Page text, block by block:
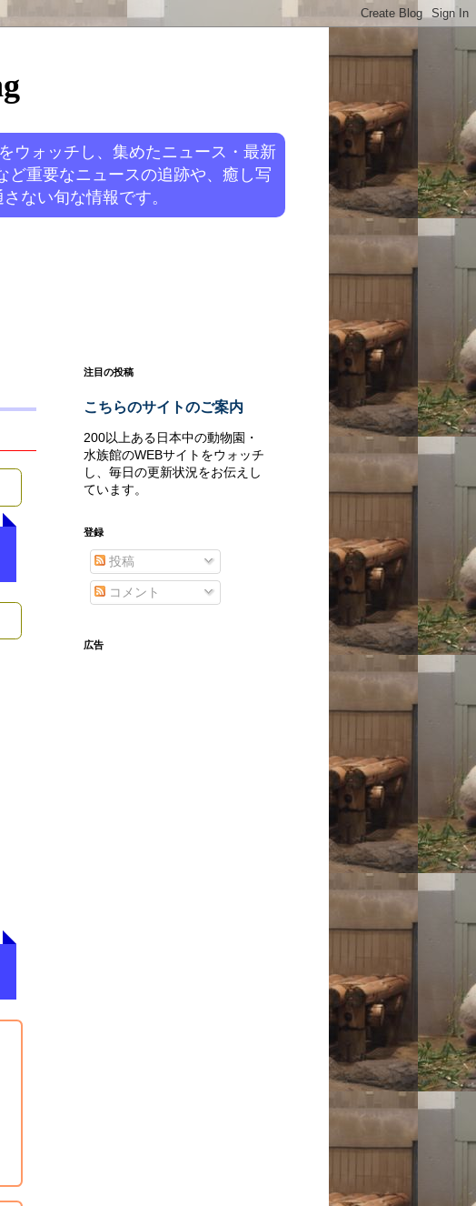
ウォッチし、集めたニュース・最新
ど重要なニュースの追跡や、癒し写
ない旬な情報です。
注目の投稿
こちらのサイトのご案内
200以上ある日本中の動物園・
水族館のWEBサイトをウォッチ
し、毎日の更新状況をお伝えし
ています。
登録
投稿
コメント
広告